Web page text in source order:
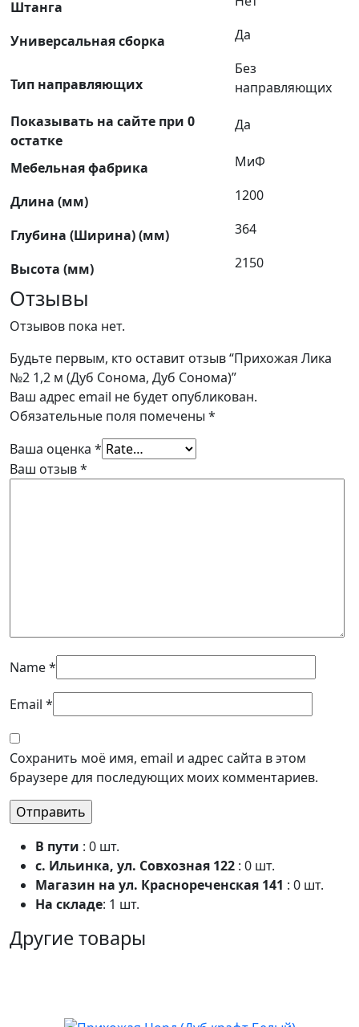
Штанга
Универсальная сборка Да
Тип направляющих
Без
направляющих
Показывать на сайте при 0
остатке
Да
Мебельная фабрика МиФ
Длина (мм) 1200
Глубина (Ширина) (мм) 364
Высота (мм) 2150
Отзывы
Отзывов пока нет.
Будьте первым, кто оставит отзыв “Прихожая Лика
№2 1,2 м (Дуб Сонома, Дуб Сонома)”
Ваш адрес email не будет опубликован.
Обязательные поля помечены *
Ваша оценка *
Ваш отзыв*
Name*
Email *
Сохранить моё имя, email и адрес сайта в этом
браузере для последующих моих комментариев.
В пути : 0 шт.
с. Ильинка, ул. Совхозная 122 : 0 шт.
Магазин на ул. Краснореченская 141 : 0 шт.
На складе: 1 шт.
Другие товары